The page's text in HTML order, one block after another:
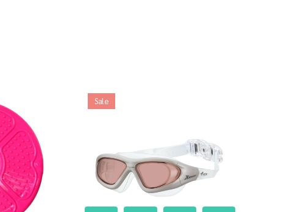
Sale